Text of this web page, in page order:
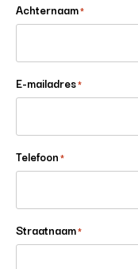
Achternaam*
E-mailadres*
Telefoon*
Straatnaam*